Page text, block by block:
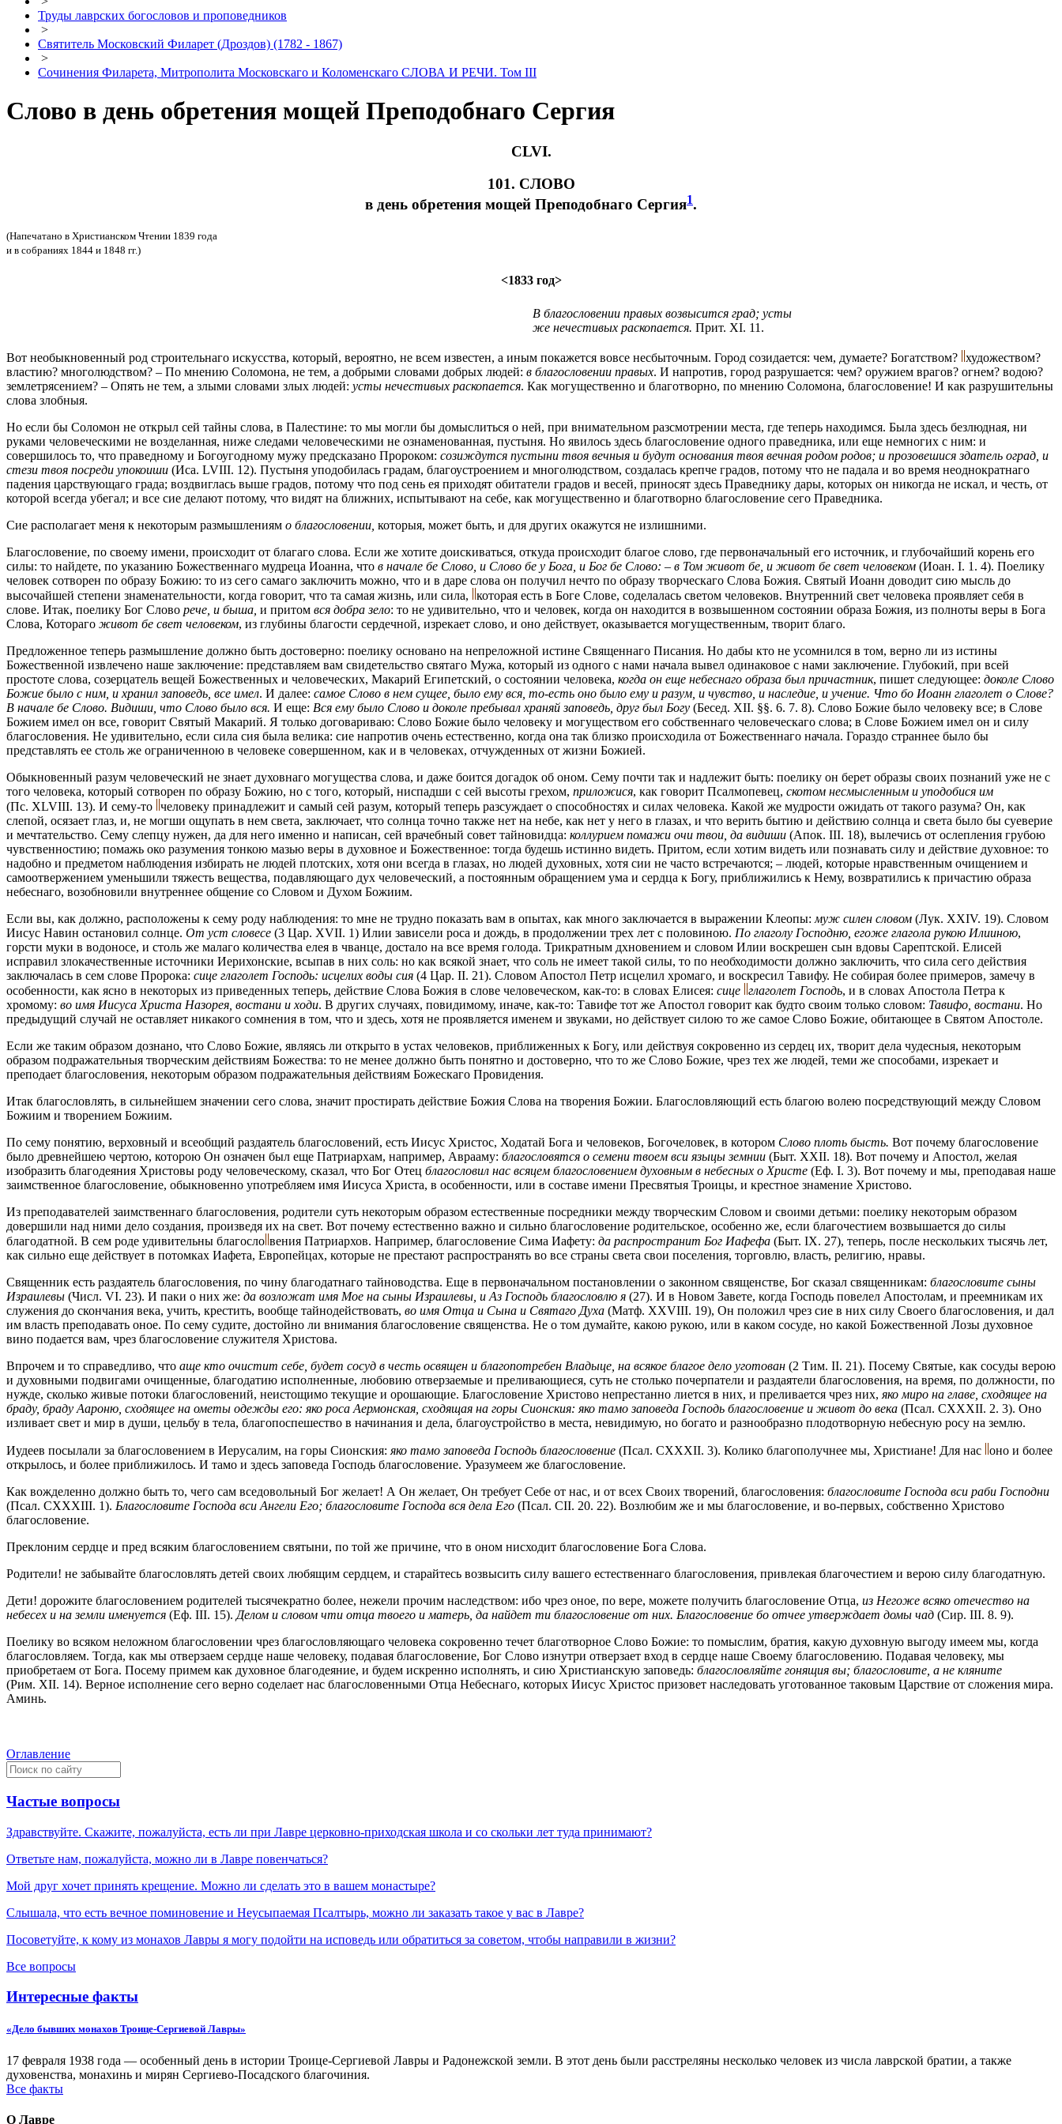
Труды лаврских богословов и проповедников
>
Святитель Московский Филарет (Дроздов) (1782 - 1867)
>
Сочинения Филарета, Митрополита Московскаго и Коломенскаго СЛОВА И РЕЧИ. Том III
Слово в день обретения мощей Преподобнаго Сергия
CLVI.
101. СЛОВО
в день обретения мощей Преподобнаго Сергия1.
(Напечатано в Христианском Чтении 1839 года
и в собраниях 1844 и 1848 гг.)
<1833 год>
В благословении правых возвысится град; усты
же нечестивых раскопается. Прит. XI. 11.
Вот необыкновенный род строительнаго искусства, который, вероятно, не всем известен, а иным покажется вовсе несбыточным. Город созидается: чем, думаете? Богатством? художеством?
властию? многолюдством? – По мнению Соломона, не тем, а добрыми словами добрых людей: в благословении правых. И напротив, город разрушается: чем? оружием врагов? огнем? водою?
землетрясением? – Опять не тем, а злыми словами злых людей: усты нечестивых раскопается. Как могущественно и благотворно, по мнению Соломона, благословение! И как разрушительны
слова злобныя.
Но если бы Соломон не открыл сей тайны слова, в Палестине: то мы могли бы домыслиться о ней, при внимательном разсмотрении места, где теперь находимся. Была здесь безлюдная, ни
руками человеческими не возделанная, ниже следами человеческими не ознаменованная, пустыня. Но явилось здесь благословение одного праведника, или еще немногих с ним: и
совершилось то, что праведному и Богоугодному мужу предсказано Пророком: созиждутся пустыни твоя вечныя и будут основания твоя вечная родом родов; и прозовешися здатель оград, и
стези твоя посреди упокоиши (Иса. LVIII. 12). Пустыня уподобилась градам, благоустроением и многолюдством, создалась крепче градов, потому что не падала и во время неоднократнаго
падения царствующаго града; воздвиглась выше градов, потому что под сень ея приходят обитатели градов и весей, приносят здесь Праведнику дары, которых он никогда не искал, и честь, от
которой всегда убегал; и все сие делают потому, что видят на ближних, испытывают на себе, как могущественно и благотворно благословение сего Праведника.
Сие располагает меня к некоторым размышлениям о благословении, которыя, может быть, и для других окажутся не излишними.
Благословение, по своему имени, происходит от благаго слова. Если же хотите доискиваться, откуда происходит благое слово, где первоначальный его источник, и глубочайший корень его
силы: то найдете, по указанию Божественнаго мудреца Иоанна, что в начале бе Слово, и Слово бе у Бога, и Бог бе Слово: – в Том живот бе, и живот бе свет человеком (Иоан. I. 1. 4). Поелику
человек сотворен по образу Божию: то из сего самаго заключить можно, что и в даре слова он получил нечто по образу творческаго Слова Божия. Святый Иоанн доводит сию мысль до
высочайшей степени знаменательности, когда говорит, что та самая жизнь, или сила,
которая есть в Боге Слове, соделалась светом человеков. Внутренний свет человека проявляет себя в
слове. Итак, поелику Бог Слово рече, и быша, и притом вся добра зело: то не удивительно, что и человек, когда он находится в возвышенном состоянии образа Божия, из полноты веры в Бога
Слова, Котораго живот бе свет человеком, из глубины благости сердечной, изрекает слово, и оно действует, оказывается могущественным, творит благо.
Предложенное теперь размышление должно быть достоверно: поелику основано на непреложной истине Священнаго Писания. Но дабы кто не усомнился в том, верно ли из истины
Божественной извлечено наше заключение: представляем вам свидетельство святаго Мужа, который из одного с нами начала вывел одинаковое с нами заключение. Глубокий, при всей
простоте слова, созерцатель вещей Божественных и человеческих, Макарий Египетский, о состоянии человека, когда он еще небеснаго образа был причастник, пишет следующее: доколе Слово
Божие было с ним, и хранил заповедь, все имел. И далее: самое Слово в нем сущее, было ему вся, то-есть оно было ему и разум, и чувство, и наследие, и учение. Что бо Иоанн глаголет о Слове?
В начале бе Слово. Видиши, что Слово было вся. И еще: Вся ему было Слово и доколе пребывал храняй заповедь, друг был Богу (Бесед. XII. §§. 6. 7. 8). Слово Божие было человеку все; в Слове
Божием имел он все, говорит Святый Макарий. Я только договариваю: Слово Божие было человеку и могуществом его собственнаго человеческаго слова; в Слове Божием имел он и силу
благословения. Не удивительно, если сила сия была велика: сие напротив очень естественно, когда она так близко происходила от Божественнаго начала. Гораздо страннее было бы
представлять ее столь же ограниченною в человеке совершенном, как и в человеках, отчужденных от жизни Божией.
Обыкновенный разум человеческий не знает духовнаго могущества слова, и даже боится догадок об оном. Сему почти так и надлежит быть: поелику он берет образы своих познаний уже не с
того человека, который сотворен по образу Божию, но с того, который, ниспадши с сей высоты грехом, приложися, как говорит Псалмопевец, скотом несмысленным и уподобися им
(Пс. XLVIII. 13). И сему-то человеку принадлежит и самый сей разум, который теперь разсуждает о способностях и силах человека. Какой же мудрости ожидать от такого разума? Он, как
слепой, осязает глаз, и, не могши ощупать в нем света, заключает, что солнца точно также нет на небе, как нет у него в глазах, и что верить бытию и действию солнца и света было бы суеверие
и мечтательство. Сему слепцу нужен, да для него именно и написан, сей врачебный совет тайновидца: коллурием помажи очи твои, да видиши (Апок. III. 18), вылечись от ослепления грубою
чувственностию; помажь око разумения тонкою мазью веры в духовное и Божественное: тогда будешь истинно видеть. Притом, если хотим видеть или познавать силу и действие духовное: то
надобно и предметом наблюдения избирать не людей плотских, хотя они всегда в глазах, но людей духовных, хотя сии не часто встречаются; – людей, которые нравственным очищением и
самоотвержением уменьшили тяжесть вещества, подавляющаго дух человеческий, а постоянным обращением ума и сердца к Богу, приближились к Нему, возвратились к причастию образа
небеснаго, возобновили внутреннее общение со Словом и Духом Божиим.
Если вы, как должно, расположены к сему роду наблюдения: то мне не трудно показать вам в опытах, как много заключается в выражении Клеопы: муж силен словом (Лук. XXIV. 19). Словом
Иисус Навин остановил солнце. От уст словесе (3 Цар. XVII. 1) Илии зависели роса и дождь, в продолжении трех лет с половиною. По глаголу Господню, егоже глагола рукою Илииною,
горсти муки в водоносе, и столь же малаго количества елея в чванце, достало на все время голода. Трикратным дхновением и словом Илии воскрешен сын вдовы Сарептской. Елисей
исправил злокачественные источники Иерихонские, всыпав в них соль: но как всякой знает, что соль не имеет такой силы, то по необходимости должно заключить, что сила сего действия
заключалась в сем слове Пророка: сице глаголет Господь: исцелих воды сия (4 Цар. II. 21). Словом Апостол Петр исцелил хромаго, и воскресил Тавифу. Не собирая более примеров, замечу в
особенности, как ясно в некоторых из приведенных теперь, действие Слова Божия в слове человеческом, как-то: в словах Елисея: сице глаголет Господь, и в словах Апостола Петра к
хромому: во имя Иисуса Христа Назорея, востани и ходи. В других случаях, повидимому, иначе, как-то: Тавифе тот же Апостол говорит как будто своим только словом: Тавифо, востани. Но
предыдущий случай не оставляет никакого сомнения в том, что и здесь, хотя не проявляется именем и звуками, но действует силою то же самое Слово Божие, обитающее в Святом Апостоле.
Если же таким образом дознано, что Слово Божие, являясь ли открыто в устах человеков, приближенных к Богу, или действуя сокровенно из сердец их, творит дела чудесныя, некоторым
образом подражательныя творческим действиям Божества: то не менее должно быть понятно и достоверно, что то же Слово Божие, чрез тех же людей, теми же способами, изрекает и
преподает благословения, некоторым образом подражательныя действиям Божескаго Провидения.
Итак благословлять, в сильнейшем значении сего слова, значит простирать действие Божия Слова на творения Божии. Благословляющий есть благою волею посредствующий между Словом
Божиим и творением Божиим.
По сему понятию, верховный и всеобщий раздаятель благословений, есть Иисус Христос, Ходатай Бога и человеков, Богочеловек, в котором Слово плоть бысть. Вот почему благословение
было древнейшею чертою, которою Он означен был еще Патриархам, например, Аврааму: благословятся о семени твоем вси языцы земнии (Быт. XXII. 18). Вот почему и Апостол, желая
изобразить благодеяния Христовы роду человеческому, сказал, что Бог Отец благословил нас всяцем благословением духовным в небесных о Христе (Еф. I. 3). Вот почему и мы, преподавая наше
заимственное благословение, обыкновенно употребляем имя Иисуса Христа, в особенности, или в составе имени Пресвятыя Троицы, и крестное знамение Христово.
Из преподавателей заимственнаго благословения, родители суть некоторым образом естественные посредники между творческим Словом и своими детьми: поелику некоторым образом
довершили над ними дело создания, произведя их на свет. Вот почему естественно важно и сильно благословение родительское, особенно же, если благочестием возвышается до силы
благодатной. В сем роде удивительны благосло вения Патриархов. Например, благословение Сима Иафету: да распространит Бог Иафефа (Быт. IX. 27), теперь, после нескольких тысячь лет,
как сильно еще действует в потомках Иафета, Европейцах, которые не престают распространять во все страны света свои поселения, торговлю, власть, религию, нравы.
Священник есть раздаятель благословения, по чину благодатнаго тайноводства. Еще в первоначальном постановлении о законном священстве, Бог сказал священникам: благословите сыны
Израилевы (Числ. VI. 23). И паки о них же: да возложат имя Мое на сыны Израилевы, и Аз Господь благословлю я (27). И в Новом Завете, когда Господь повелел Апостолам, и преемникам их
служения до скончания века, учить, крестить, вообще тайнодействовать, во имя Отца и Сына и Святаго Духа (Матф. XXVIII. 19), Он положил чрез сие в них силу Своего благословения, и дал
им власть преподавать оное. По сему судите, достойно ли внимания благословение священства. Не о том думайте, какою рукою, или в каком сосуде, но какой Божественной Лозы духовное
вино подается вам, чрез благословение служителя Христова.
Впрочем и то справедливо, что аще кто очистит себе, будет сосуд в честь освящен и благопотребен Владыце, на всякое благое дело уготован (2 Тим. II. 21). Посему Святые, как сосуды верою
и духовными подвигами очищенные, благодатию исполненные, любовию отверзаемые и преливающиеся, суть не столько почерпатели и раздаятели благословения, на время, по должности, по
нужде, сколько живые потоки благословений, неистощимо текущие и орошающие. Благословение Христово непрестанно лиется в них, и преливается чрез них, яко миро на главе, сходящее на
браду, браду Аароню, сходящее на ометы одежды его: яко роса Аермонская, сходящая на горы Сионския: яко тамо заповеда Господь благословение и живот до века (Псал. CXXXII. 2. 3). Оно
изливает свет и мир в души, цельбу в тела, благопоспешество в начинания и дела, благоустройство в места, невидимую, но богато и разнообразно плодотворную небесную росу на землю.
Иудеев посылали за благословением в Иерусалим, на горы Сионския: яко тамо заповеда Господь благословение (Псал. CXXXII. 3). Колико благополучнее мы, Христиане! Для нас оно и более
открылось, и более приближилось. И тамо и здесь заповеда Господь благословение. Уразумеем же благословение.
Как вожделенно должно быть то, чего сам вседовольный Бог желает! А Он желает, Он требует Себе от нас, и от всех Своих творений, благословения: благословите Господа вси раби Господни
(Псал. CXXXIII. 1). Благословите Господа вси Ангели Его; благословите Господа вся дела Его (Псал. CII. 20. 22). Возлюбим же и мы благословение, и во-первых, собственно Христово
благословение.
Преклоним сердце и пред всяким благословением святыни, по той же причине, что в оном нисходит благословение Бога Слова.
Родители! не забывайте благословлять детей своих любящим сердцем, и старайтесь возвысить силу вашего естественнаго благословения, привлекая благочестием и верою силу благодатную.
Дети! дорожите благословением родителей тысячекратно более, нежели прочим наследством: ибо чрез оное, по вере, можете получить благословение Отца, из Негоже всяко отечество на
небесех и на земли именуется (Еф. III. 15). Делом и словом чти отца твоего и матерь, да найдет ти благословение от них. Благословение бо отчее утверждает домы чад (Сир. III. 8. 9).
Поелику во всяком неложном благословении чрез благословляющаго человека сокровенно течет благотворное Слово Божие: то помыслим, братия, какую духовную выгоду имеем мы, когда
благословляем. Тогда, как мы отверзаем сердце наше человеку, подавая благословение, Бог Слово изнутри отверзает вход в сердце наше Своему благословению. Подавая человеку, мы
приобретаем от Бога. Посему примем как духовное благодеяние, и будем искренно исполнять, и сию Христианскую заповедь: благословляйте гонящия вы; благословите, а не кляните
(Рим. XII. 14). Верное исполнение сего верно соделает нас благословенными Отца Небеснаго, которых Иисус Христос призовет наследовать уготованное таковым Царствие от сложения мира.
Аминь.
Оглавление
Частые вопросы
Здравствуйте. Скажите, пожалуйста, есть ли при Лавре церковно-приходская школа и со скольки лет туда принимают?
Ответьте нам, пожалуйста, можно ли в Лавре повенчаться?
Мой друг хочет принять крещение. Можно ли сделать это в вашем монастыре?
Слышала, что есть вечное поминовение и Неусыпаемая Псалтырь, можно ли заказать такое у вас в Лавре?
Посоветуйте, к кому из монахов Лавры я могу подойти на исповедь или обратиться за советом, чтобы направили в жизни?
Все вопросы
Интересные факты
«Дело бывших монахов Троице-Сергиевой Лавры»
17 февраля 1938 года — особенный день в истории Троице-Сергиевой Лавры и Радонежской земли. В этот день были расстреляны несколько человек из числа лаврской братии, а также
духовенства, монахинь и мирян Сергиево-Посадского благочиния.
Все факты
О Лавре